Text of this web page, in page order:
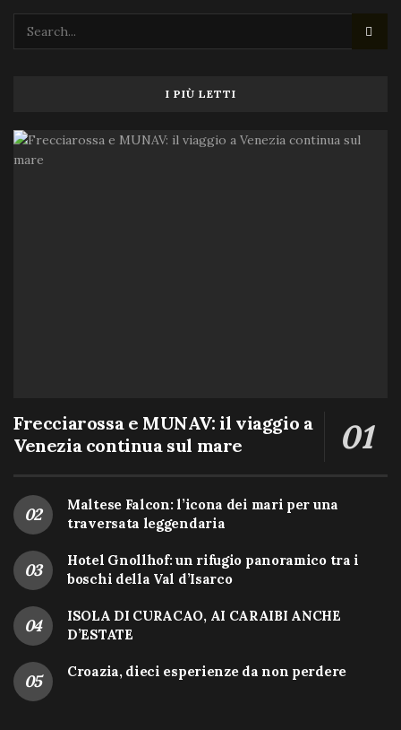
I PIÙ LETTI
Frecciarossa e MUNAV: il viaggio a
Venezia continua sul mare
Maltese Falcon: l’icona dei mari per una
traversata leggendaria
Hotel Gnollhof: un rifugio panoramico tra i
boschi della Val d’Isarco
ISOLA DI CURACAO, AI CARAIBI ANCHE
D’ESTATE
Croazia, dieci esperienze da non perdere